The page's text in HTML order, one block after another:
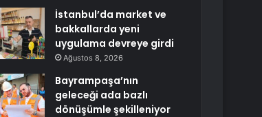
İstanbul’da market ve
bakkallarda yeni
uygulama devreye girdi
Ağustos 8, 2026
Bayrampaşa’nın
geleceği ada bazlı
dönüşümle şekilleniyor